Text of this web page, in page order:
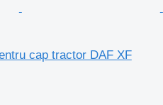
cap tractor DAF XF